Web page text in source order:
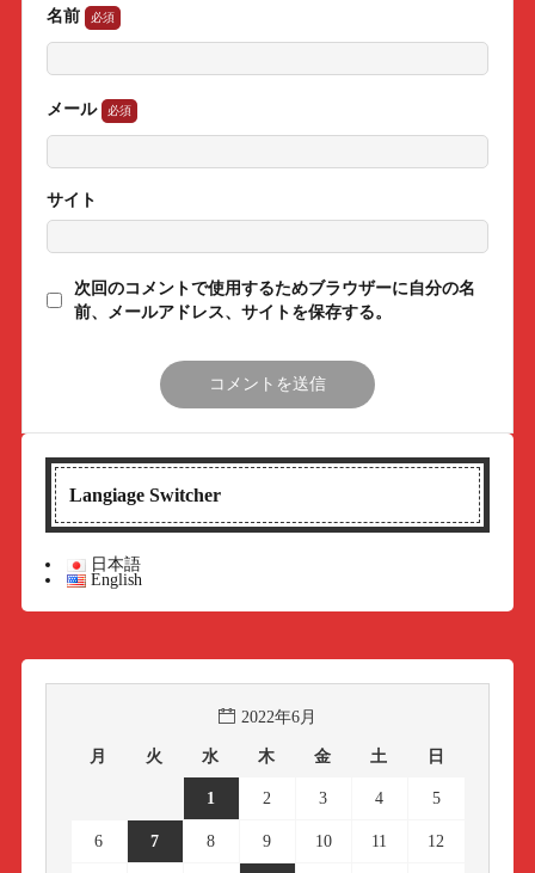
名前
メール
サイト
次回のコメントで使用するためブラウザーに自分の名
前、メールアドレス、サイトを保存する。
Langiage Switcher
日本語
English
2022年6月
月 火 水 木 金 土 日
1 2 3 4 5
6 7 8 9 10 11 12